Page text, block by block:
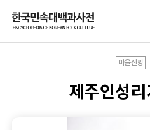
마을신앙
제주인성리